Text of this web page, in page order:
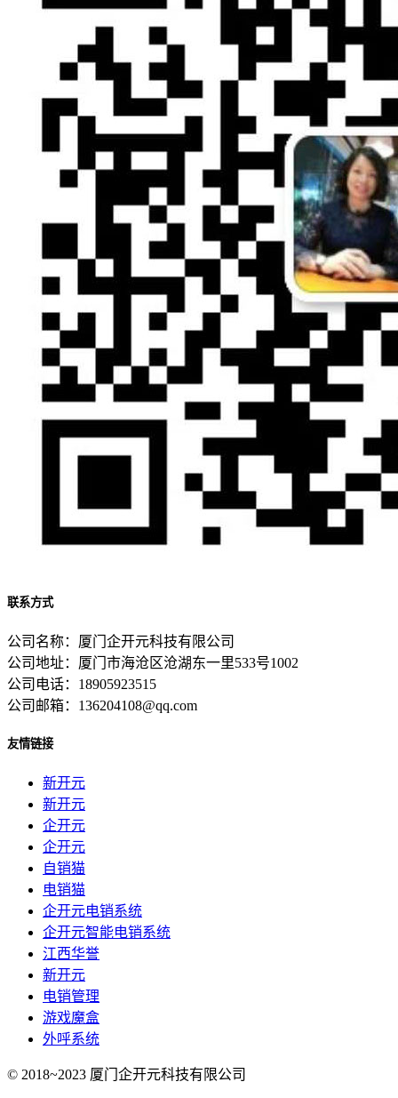
联系方式
公司名称：厦门企开元科技有限公司
公司地址：厦门市海沧区沧湖东一里533号1002
公司电话：18905923515
公司邮箱：136204108@qq.com
友情链接
新开元
新开元
企开元
企开元
自销猫
电销猫
企开元电销系统
企开元智能电销系统
江西华誉
新开元
电销管理
游戏魔盒
外呼系统
© 2018~2023 厦门企开元科技有限公司